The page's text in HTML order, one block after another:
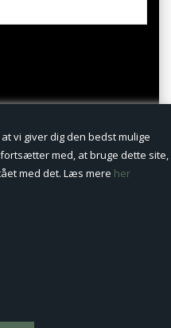
vi giver dig den bedst mulige
med, at bruge dette site,
med det. Læs mere her